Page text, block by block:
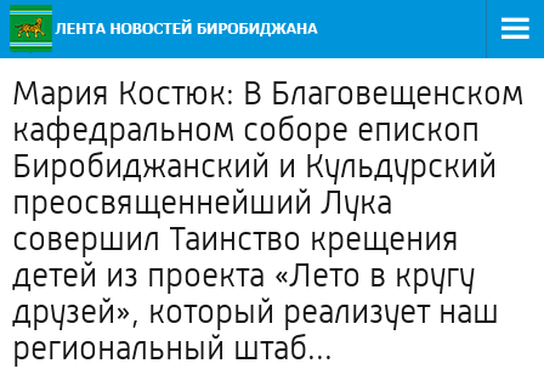
Мария Костюк: В Благовещенском
кафедральном соборе епископ
Биробиджанский и Кульдурский
преосвященнейший Лука
совершил Таинство крещения
детей из проекта «Лето в кругу
друзей», который реализует наш
региональный штаб...